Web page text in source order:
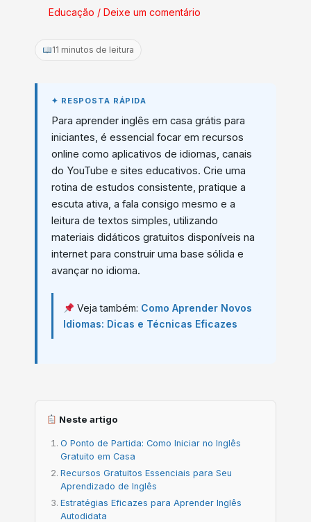
Educação / Deixe um comentário
11 minutos de leitura
Para aprender inglês em casa grátis para
iniciantes, é essencial focar em recursos
online como aplicativos de idiomas, canais
do YouTube e sites educativos. Crie uma
rotina de estudos consistente, pratique a
escuta ativa, a fala consigo mesmo e a
leitura de textos simples, utilizando
materiais didáticos gratuitos disponíveis na
internet para construir uma base sólida e
avançar no idioma.
Veja também: Como Aprender Novos
Idiomas: Dicas e Técnicas Eficazes
Neste artigo
O Ponto de Partida: Como Iniciar no Inglês
Gratuito em Casa
Recursos Gratuitos Essenciais para Seu
Aprendizado de Inglês
Estratégias Eficazes para Aprender Inglês
Autodidata